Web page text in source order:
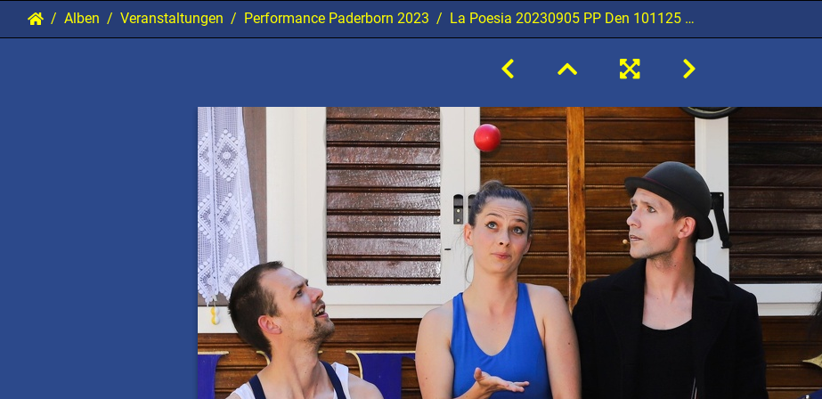
Alben Veranstaltungen Performance Paderborn 2023 La Poesia 20230905 PP Den 101125 1920x1280